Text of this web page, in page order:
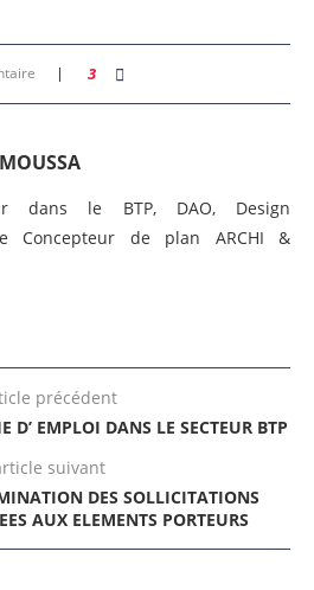
3
dans le BTP, DAO, Design
Concepteur de plan ARCHI &
précédent
D’ EMPLOI DANS LE SECTEUR BTP
suivant
DES SOLLICITATIONS
AUX ELEMENTS PORTEURS